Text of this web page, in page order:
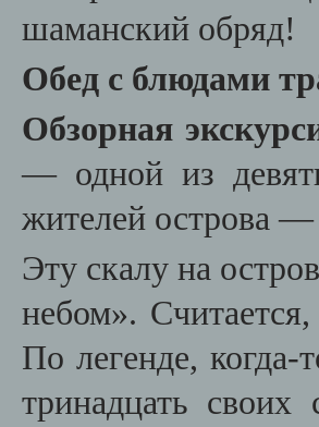
шаманский обряд!
Обед с блюдами
Обзорная
— одной из
жителей острова —
Эту скалу на
небом».
По легенде,
тринадцать